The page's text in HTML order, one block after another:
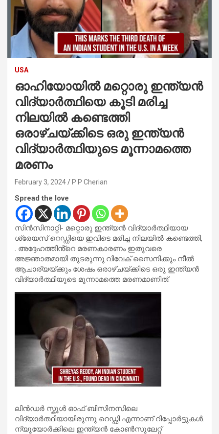
USA
ഓഹിയോയിൽ മറ്റൊരു ഇന്ത്യൻ
വിദ്യാർത്ഥിയെ കൂടി മരിച്ച
നിലയിൽ കണ്ടെത്തി
ഒരാഴ്ചയ്ക്കിടെ ഒരു ഇന്ത്യൻ
വിദ്യാർത്ഥിയുടെ മൂന്നാമത്തെ
മരണം
February 3, 2024 P P Cherian
Spread the love
സിൻസിനാറ്റി- മറ്റൊരു ഇന്ത്യൻ വിദ്യാർത്ഥിയായ
ശ്രേയസ് റെഡ്ഡിയെ ഇവിടെ മരിച്ച നിലയിൽ കണ്ടെത്തി,
. അദ്ദേഹത്തിൻ്റെ മരണകാരണം ഇതുവരെ
അജ്ഞാതമായി തുടരുന്നു.വിവേക് സൈനിക്കും നീൽ
ആചാര്യയ്ക്കും ശേഷം ഒരാഴ്ചയ്ക്കിടെ ഒരു ഇന്ത്യൻ
വിദ്യാർത്ഥിയുടെ മൂന്നാമത്തെ മരണമാണിത്.
ലിൻഡർ സ്കൂൾ ഓഫ് ബിസിനസിലെ
വിദ്യാർത്ഥിയായിരുന്നു റെഡ്ഡി എന്നാണ് റിപ്പോർട്ടുകൾ.
ന്യൂയോർക്കിലെ ഇന്ത്യൻ കോൺസുലേറ്റ്